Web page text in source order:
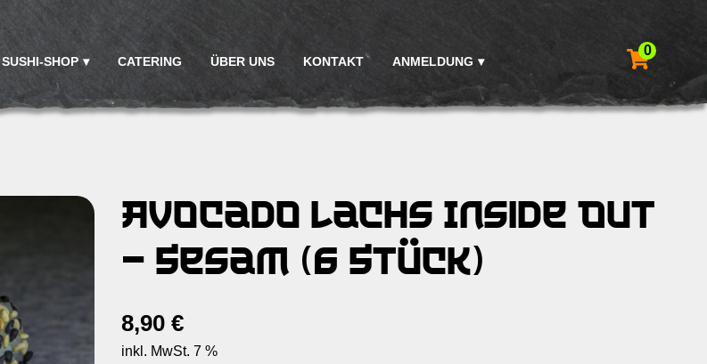
SUSHI-SHOP CATERING ÜBER UNS KONTAKT ANMELDUNG
0
Avocado Lachs Inside Out
– Sesam (6 Stück)
8,90 €
inkl. MwSt. 7 %